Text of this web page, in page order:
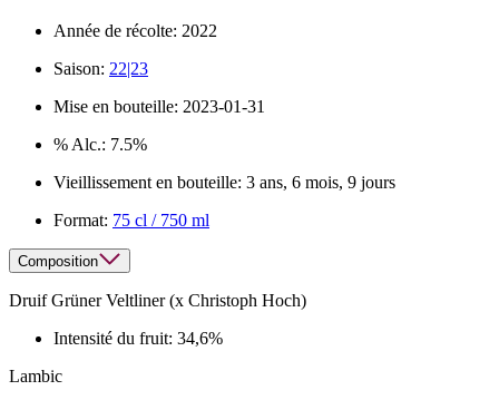
Année de récolte: 2022
Saison: 22|23
Mise en bouteille: 2023-01-31
% Alc.: 7.5%
Vieillissement en bouteille: 3 ans, 6 mois, 9 jours
Format: 75 cl / 750 ml
Composition
Druif Grüner Veltliner (x Christoph Hoch)
Intensité du fruit: 34,6%
Lambic